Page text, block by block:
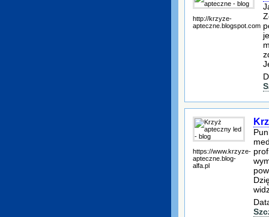
http://krzyze-
apteczne.blogspot.com
https://www.krzyze-
apteczne.blog-
alfa.pl